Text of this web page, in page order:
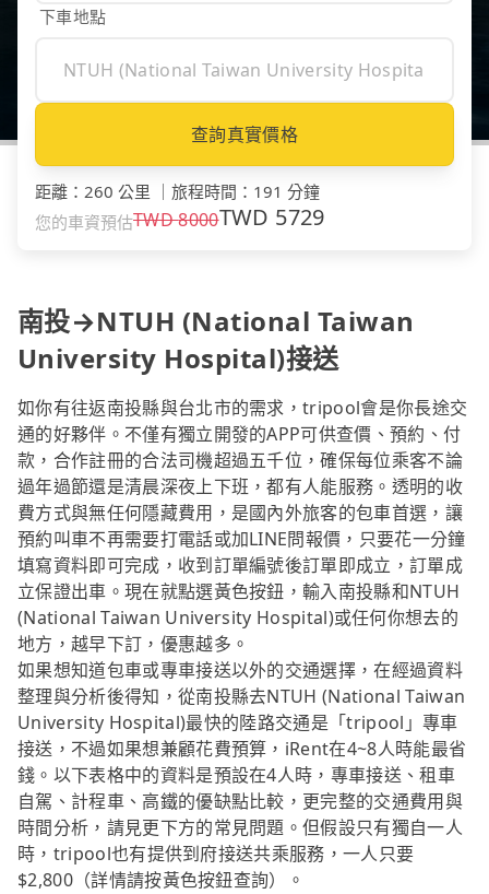
下車地點
查詢真實價格
距離 ： 260 公里 旅程時間 ： 191 分鐘
您的車資預估TWD8000TWD 5729
南投→NTUH (National Taiwan
University Hospital)接送
如你有往返南投縣與台北市的需求，tripool會是你長途交
通的好夥伴。不僅有獨立開發的APP可供查價、預約、付
款，合作註冊的合法司機超過五千位，確保每位乘客不論
過年過節還是清晨深夜上下班，都有人能服務。透明的收
費方式與無任何隱藏費用，是國內外旅客的包車首選，讓
預約叫車不再需要打電話或加LINE問報價，只要花一分鐘
填寫資料即可完成，收到訂單編號後訂單即成立，訂單成
立保證出車。現在就點選黃色按鈕，輸入南投縣和NTUH
(National Taiwan University Hospital)或任何你想去的
地方，越早下訂，優惠越多。
如果想知道包車或專車接送以外的交通選擇，在經過資料
整理與分析後得知，從南投縣去NTUH (National Taiwan
University Hospital)最快的陸路交通是「tripool」專車
接送，不過如果想兼顧花費預算，iRent在4~8人時能最省
錢。以下表格中的資料是預設在4人時，專車接送、租車
自駕、計程車、高鐵的優缺點比較，更完整的交通費用與
時間分析，請見更下方的常見問題。但假設只有獨自一人
時，tripool也有提供到府接送共乘服務，一人只要
$2,800（詳情請按黃色按鈕查詢）。